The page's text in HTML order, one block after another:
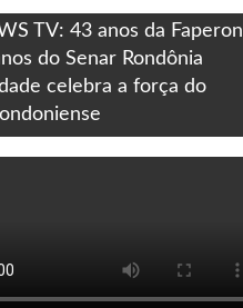
TV: 43 anos da Faperon
do Senar Rondônia
celebra a força do